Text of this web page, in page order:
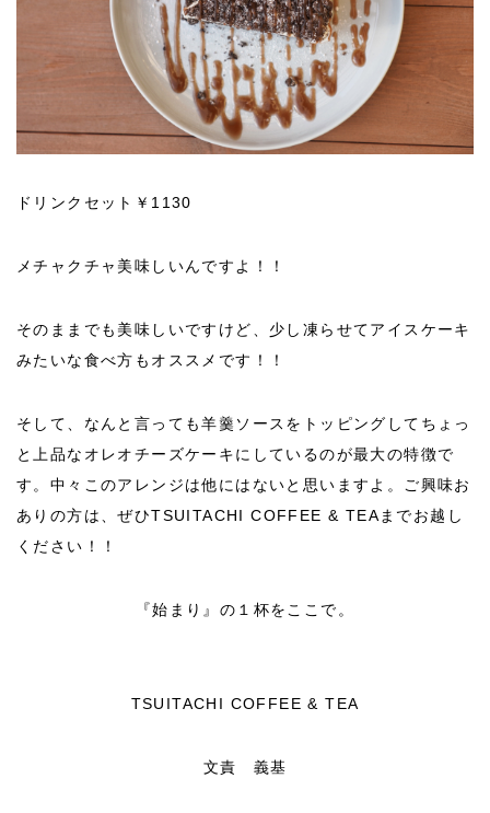
ドリンクセット￥1130
メチャクチャ美味しいんですよ！！
そのままでも美味しいですけど、少し凍らせてアイスケーキ
みたいな食べ方もオススメです！！
そして、なんと言っても羊羹ソースをトッピングしてちょっ
と上品なオレオチーズケーキにしているのが最大の特徴で
す。中々このアレンジは他にはないと思いますよ。ご興味お
ありの方は、ぜひTSUITACHI COFFEE & TEAまでお越し
ください！！
『始まり』の１杯をここで。
TSUITACHI COFFEE & TEA
文責 義基